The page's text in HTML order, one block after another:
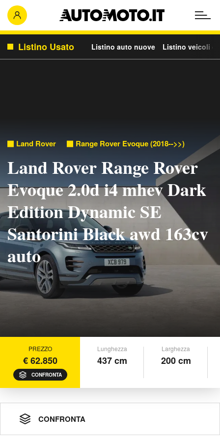
Listino Usato Listino auto nuove Listino veicoli
Land Rover Range Rover Evoque (2018-->>)
Land Rover Range Rover
Evoque 2.0d i4 mhev Dark
Edition Dynamic SE
Santorini Black awd 163cv
auto
PREZZO
€ 62.850
CONFRONTA
Lunghezza
437 cm
Larghezza
200 cm
CONFRONTA